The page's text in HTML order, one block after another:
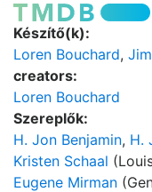
Készítő(k):
Loren Bouchard,
creators:
Loren Bouchard
Szereplők:
H. Jon Benjamin, H.
Kristen Schaal
Eugene Mirman